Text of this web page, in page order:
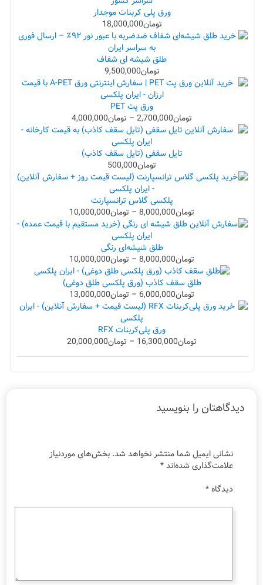
ورق پلی کربنات موجدار
تومان18,000,000
طلق شیشه ای شفاف
تومان9,500,000
ورق پت PET
تومان2,700,000
– تومان4,000,000
تایل سقفی (تایل سقف کاذب)
تومان500,000
پلکسی گلاس ترانسپارنت
تومان8,000,000
– تومان10,000,000
طلق شیشه‌ای رنگی
تومان8,000,000
– تومان10,000,000
طلق سقف کاذب (ورق پلکسی طلق دوغی)
تومان6,000,000
– تومان13,000,000
ورق پلی‌کربنات RFX
تومان16,300,000
– تومان20,000,000
دیدگاهتان را بنویسید
نشانی ایمیل شما منتشر نخواهد شد. بخش‌های موردنیاز
علامت‌گذاری شده‌اند*
دیدگاه*